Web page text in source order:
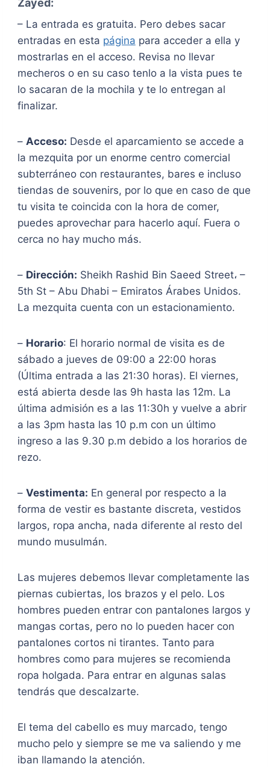
Zayed:
– La entrada es gratuita. Pero debes sacar
entradas en esta página para acceder a ella y
mostrarlas en el acceso. Revisa no llevar
mecheros o en su caso tenlo a la vista pues te
lo sacaran de la mochila y te lo entregan al
finalizar.
– Acceso: Desde el aparcamiento se accede a
la mezquita por un enorme centro comercial
subterráneo con restaurantes, bares e incluso
tiendas de souvenirs, por lo que en caso de que
tu visita te coincida con la hora de comer,
puedes aprovechar para hacerlo aquí. Fuera o
cerca no hay mucho más.
– Dirección: Sheikh Rashid Bin Saeed Street، –
5th St – Abu Dhabi – Emiratos Árabes Unidos.
La mezquita cuenta con un estacionamiento.
– Horario: El horario normal de visita es de
sábado a jueves de 09:00 a 22:00 horas
(Última entrada a las 21:30 horas). El viernes,
está abierta desde las 9h hasta las 12m. La
última admisión es a las 11:30h y vuelve a abrir
a las 3pm hasta las 10 p.m con un último
ingreso a las 9.30 p.m debido a los horarios de
rezo.
– Vestimenta: En general por respecto a la
forma de vestir es bastante discreta, vestidos
largos, ropa ancha, nada diferente al resto del
mundo musulmán.
Las mujeres debemos llevar completamente las
piernas cubiertas, los brazos y el pelo. Los
hombres pueden entrar con pantalones largos y
mangas cortas, pero no lo pueden hacer con
pantalones cortos ni tirantes. Tanto para
hombres como para mujeres se recomienda
ropa holgada. Para entrar en algunas salas
tendrás que descalzarte.
El tema del cabello es muy marcado, tengo
mucho pelo y siempre se me va saliendo y me
iban llamando la atención.